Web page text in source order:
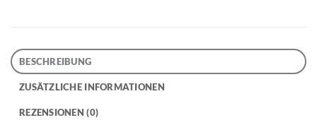
BESCHREIBUNG
ZUSÄTZLICHE INFORMATIONEN
REZENSIONEN (0)